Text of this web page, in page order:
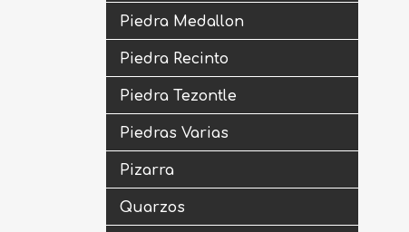
Piedra Medallon
Piedra Recinto
Piedra Tezontle
Piedras Varias
Pizarra
Quarzos